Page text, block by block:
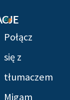
Połącz
się z
tłumaczem
Migam